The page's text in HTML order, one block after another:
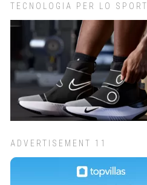
TECNOLOGIA PER LO SPORT
ADVERTISEMENT 11